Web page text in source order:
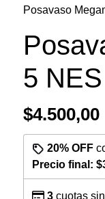
Posavaso
5 NES
$4.500,00
20% OFF
Precio final:
3cuotas